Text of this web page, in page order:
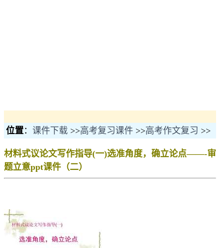
位置： 课件下载 >>高考复习课件 >>高考作文复习 >>
材料式议论文写作指导(一)选准角度，确立论点——-审
题立意ppt课件（二）